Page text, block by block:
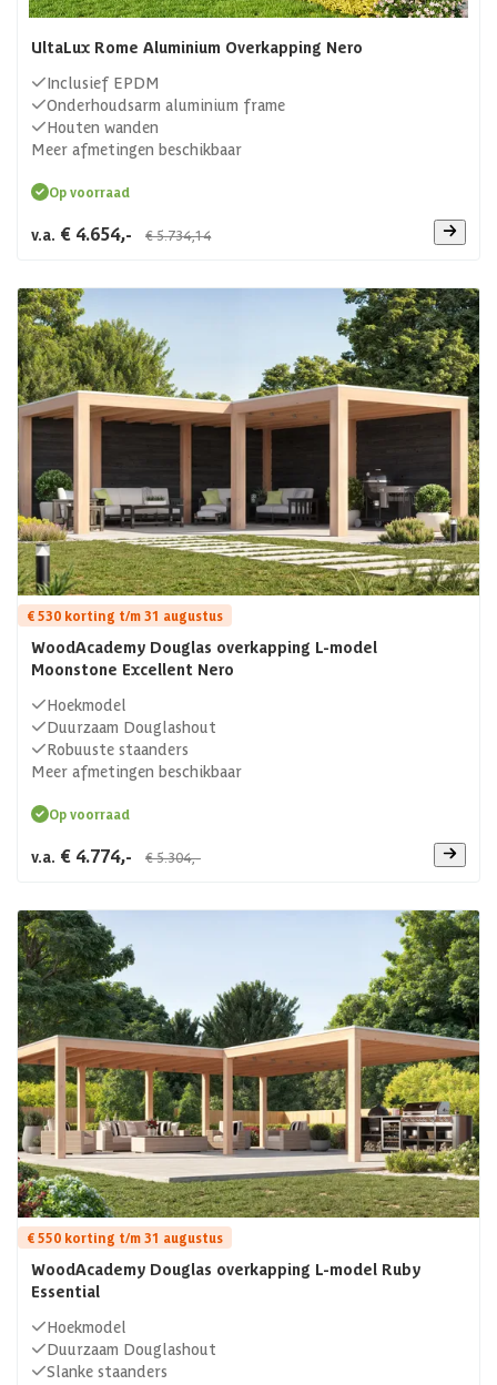
UltaLux Rome Aluminium Overkapping Nero
Inclusief EPDM
Onderhoudsarm aluminium frame
Houten wanden
Meer afmetingen beschikbaar
Op voorraad
v.a. € 4.654,- € 5.734,14
€ 530 korting t/m 31 augustus
WoodAcademy Douglas overkapping L-model
Moonstone Excellent Nero
Hoekmodel
Duurzaam Douglashout
Robuuste staanders
Meer afmetingen beschikbaar
Op voorraad
v.a. € 4.774,- € 5.304,-
€ 550 korting t/m 31 augustus
WoodAcademy Douglas overkapping L-model Ruby
Essential
Hoekmodel
Duurzaam Douglashout
Slanke staanders